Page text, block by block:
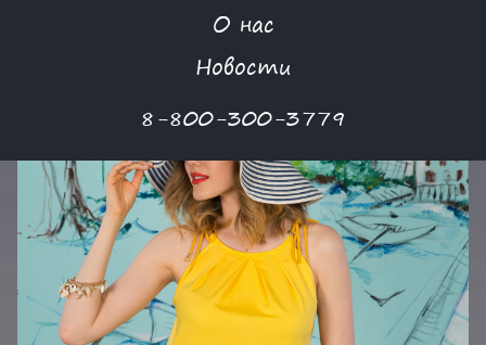
О нас
Новости
8-800-300-3779